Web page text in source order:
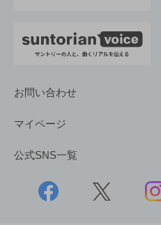
お問い合わせ
マイページ
公式SNS一覧